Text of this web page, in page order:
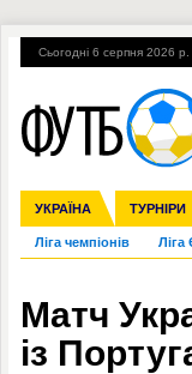
Сьогодні 6 серпня 2026 р.
УКРАЇНА ТУРНІРИ
Збірна Прем'єр-ліга
Ліга чемпіонів Ліга
Англія Іспанія
ЧС-2014 ЄВРО-2016
Гарячі теми УПЛ, 1-й
Матч
із